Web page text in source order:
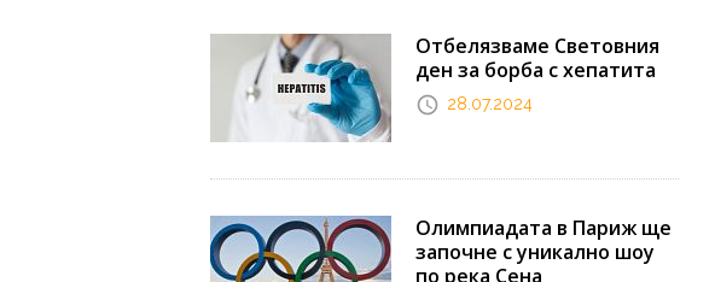
Отбелязваме Световния
ден за борба с хепатита
28.07.2024
Олимпиадата в Париж ще
започне с уникално шоу
по река Сена